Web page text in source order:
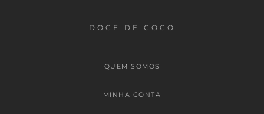
DOCE DE COCO
QUEM SOMOS
MINHA CONTA